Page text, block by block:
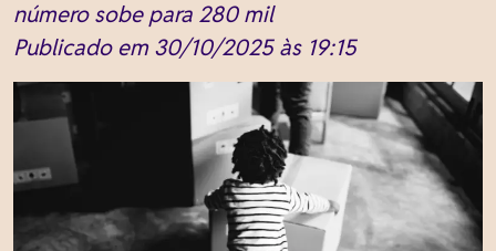
número sobe para 280 mil
Publicado em 30/10/2025 às 19:15